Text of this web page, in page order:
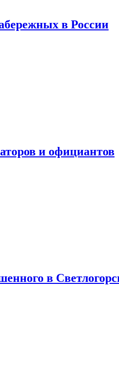
в России
и официантов
в